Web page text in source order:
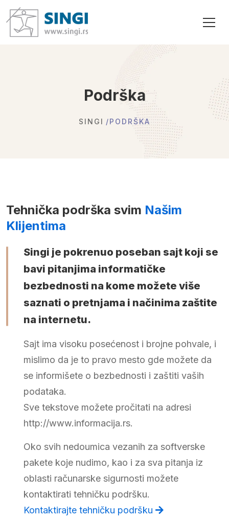
Podrška
SINGI PODRŠKA
Tehnička podrška svim Našim
Klijentima
Singi je pokrenuo poseban sajt koji se
bavi pitanjima informatičke
bezbednosti na kome možete više
saznati o pretnjama i načinima zaštite
na internetu.
Sajt ima visoku posećenost i brojne pohvale, i
mislimo da je to pravo mesto gde možete da
se informišete o bezbednosti i zaštiti vaših
podataka.
Sve tekstove možete pročitati na adresi
http://www.informacija.rs.
Oko svih nedoumica vezanih za softverske
pakete koje nudimo, kao i za sva pitanja iz
oblasti računarske sigurnosti možete
kontaktirati tehničku podršku.
Kontaktirajte tehničku podršku